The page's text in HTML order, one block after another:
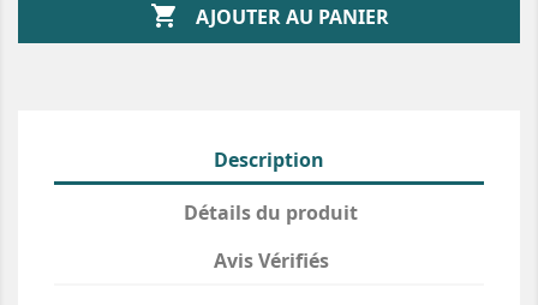
 AJOUTER AU PANIER
Description
Détails du produit
Avis Vérifiés